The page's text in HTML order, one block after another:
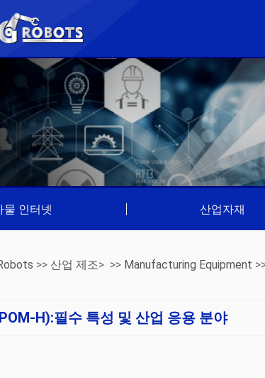
물 인터넷 산업자재
>> 산업 제조> >> Manufacturing Equipment
필수 특성 및 산업 응용 분야